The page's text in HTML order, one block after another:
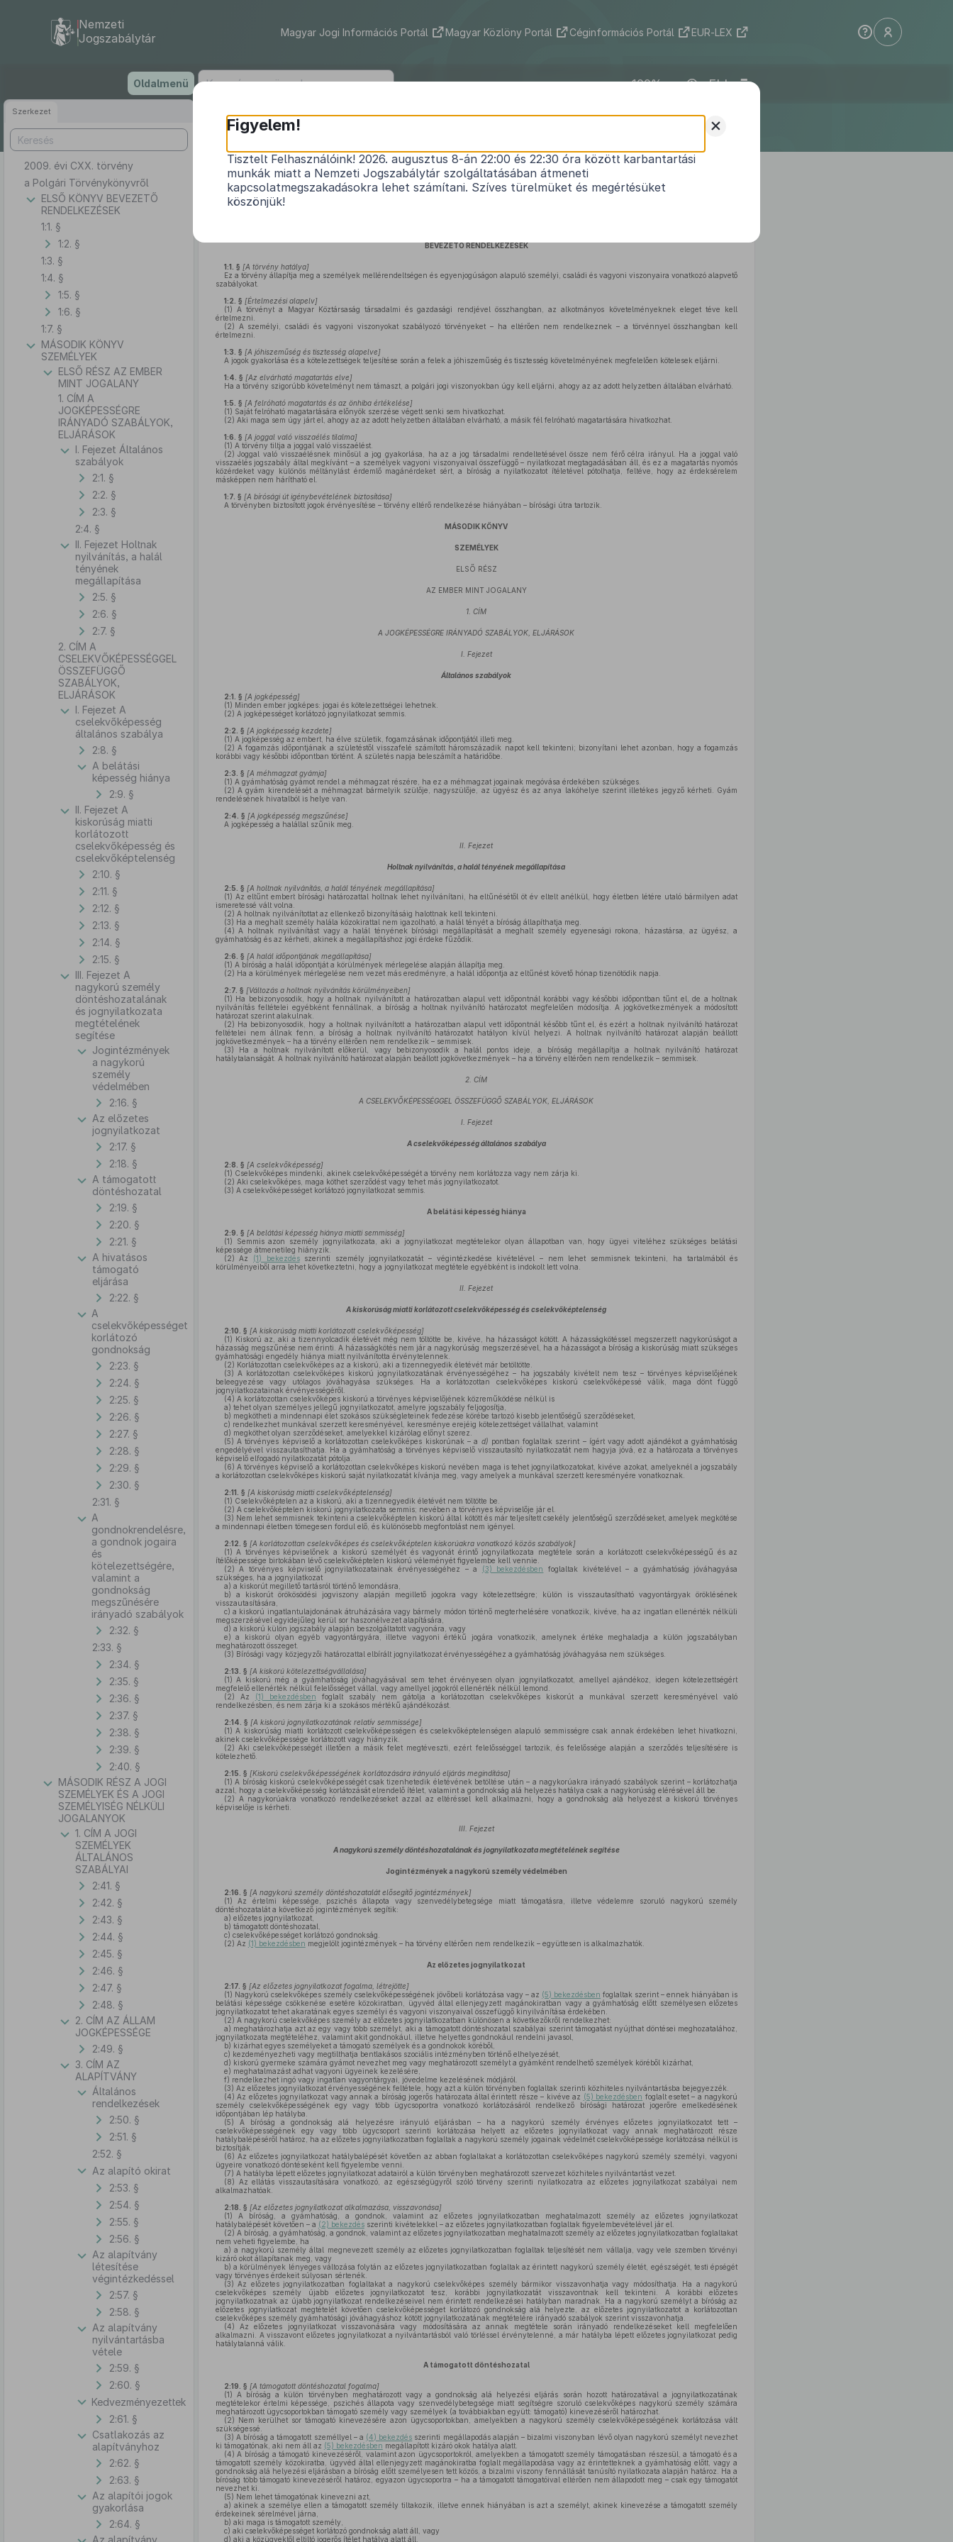
tartalomra
Nemzeti
Jogszabálytár
Magyar Jogi Információs Portál Magyar Közlöny Portál Céginformációs Portál EUR-LEX
Oldalmenü ELI
Szerkezet
2009. évi CXX. törvény
a Polgári Törvénykönyvről
ELSŐ KÖNYV BEVEZETŐ
RENDELKEZÉSEK
1:1. §
1:2. §
1:3. §
1:4. §
1:5. §
1:6. §
1:7. §
MÁSODIK KÖNYV
SZEMÉLYEK
ELSŐ RÉSZ AZ EMBER
MINT JOGALANY
1. CÍM A
JOGKÉPESSÉGRE
IRÁNYADÓ SZABÁLYOK,
ELJÁRÁSOK
I. Fejezet Általános
szabályok
2:1. §
2:2. §
2:3. §
2:4. §
II. Fejezet Holtnak
nyilvánítás, a halál
tényének
megállapítása
2:5. §
2:6. §
2:7. §
2. CÍM A
CSELEKVŐKÉPESSÉGGEL
ÖSSZEFÜGGŐ
SZABÁLYOK,
ELJÁRÁSOK
I. Fejezet A
cselekvőképesség
általános szabálya
2:8. §
A belátási
képesség hiánya
2:9. §
II. Fejezet A
kiskorúság miatti
korlátozott
cselekvőképesség és
cselekvőképtelenség
2:10. §
2:11. §
2:12. §
2:13. §
2:14. §
2:15. §
III. Fejezet A
nagykorú személy
döntéshozatalának
és jognyilatkozata
megtételének
segítése
Jogintézmények
a nagykorú
személy
védelmében
2:16. §
Az előzetes
jognyilatkozat
2:17. §
2:18. §
A támogatott
döntéshozatal
2:19. §
2:20. §
2:21. §
A hivatásos
támogató
eljárása
2:22. §
A
cselekvőképességet
korlátozó
gondnokság
2:23. §
2:24. §
2:25. §
2:26. §
2:27. §
2:28. §
2:29. §
2:30. §
2:31. §
A
gondnokrendelésre,
a gondnok jogaira
és
kötelezettségére,
valamint a
gondnokság
megszűnésére
irányadó szabályok
2:32. §
2:33. §
2:34. §
2:35. §
2:36. §
2:37. §
2:38. §
2:39. §
2:40. §
MÁSODIK RÉSZ A JOGI
SZEMÉLYEK ÉS A JOGI
SZEMÉLYISÉG NÉLKÜLI
JOGALANYOK
1. CÍM A JOGI
SZEMÉLYEK
ÁLTALÁNOS
SZABÁLYAI
2:41. §
2:42. §
2:43. §
2:44. §
2:45. §
2:46. §
2:47. §
2:48. §
2. CÍM AZ ÁLLAM
JOGKÉPESSÉGE
2:49. §
3. CÍM AZ
ALAPÍTVÁNY
Általános
rendelkezések
2:50. §
2:51. §
2:52. §
Az alapító okirat
2:53. §
2:54. §
2:55. §
2:56. §
Az alapítvány
létesítése
végintézkedéssel
2:57. §
2:58. §
Az alapítvány
nyilvántartásba
vétele
2:59. §
2:60. §
Kedvezményezettek
2:61. §
Csatlakozás az
alapítványhoz
2:62. §
2:63. §
Az alapítói jogok
gyakorlása
2:64. §
Az alapítvány
2009. évi CXX. törvény
a Polgári Törvénykönyvről1
Közlönyállapot 2009. 11. 20.
BEVEZETŐ RENDELKEZÉSEK
1:1. § [A törvény hatálya]
Ez a törvény állapítja meg a személyek mellérendeltségen és egyenjogúságon alapuló személyi, családi és vagyoni viszonyaira vonatkozó alapvető
szabályokat.
1:2. § [Értelmezési alapelv]
(1) A törvényt a Magyar Köztársaság társadalmi és gazdasági rendjével összhangban, az alkotmányos követelményeknek eleget téve kell
értelmezni.
(2) A személyi, családi és vagyoni viszonyokat szabályozó törvényeket – ha eltérően nem rendelkeznek – a törvénnyel összhangban kell
értelmezni.
1:3. § [A jóhiszeműség és tisztesség alapelve]
A jogok gyakorlása és a kötelezettségek teljesítése során a felek a jóhiszeműség és tisztesség követelményének megfelelően kötelesek eljárni.
1:4. § [Az elvárható magatartás elve]
Ha a törvény szigorúbb követelményt nem támaszt, a polgári jogi viszonyokban úgy kell eljárni, ahogy az az adott helyzetben általában elvárható.
1:5. § [A felróható magatartás és az önhiba értékelése]
(1) Saját felróható magatartására előnyök szerzése végett senki sem hivatkozhat.
(2) Aki maga sem úgy járt el, ahogy az az adott helyzetben általában elvárható, a másik fél felróható magatartására hivatkozhat.
1:6. § [A joggal való visszaélés tilalma]
(1) A törvény tiltja a joggal való visszaélést.
(2) Joggal való visszaélésnek minősül a jog gyakorlása, ha az a jog társadalmi rendeltetésével össze nem férő célra irányul. Ha a joggal való
visszaélés jogszabály által megkívánt – a személyek vagyoni viszonyaival összefüggő – nyilatkozat megtagadásában áll, és ez a magatartás nyomós
közérdeket vagy különös méltánylást érdemlő magánérdeket sért, a bíróság a nyilatkozatot ítéletével pótolhatja, feltéve, hogy az érdeksérelem
másképpen nem hárítható el.
1:7. § [A bírósági út igénybevételének biztosítása]
A törvényben biztosított jogok érvényesítése – törvény eltérő rendelkezése hiányában – bírósági útra tartozik.
MÁSODIK KÖNYV
SZEMÉLYEK
ELSŐ RÉSZ
AZ EMBER MINT JOGALANY
1. CÍM
A JOGKÉPESSÉGRE IRÁNYADÓ SZABÁLYOK, ELJÁRÁSOK
I. Fejezet
Általános szabályok
2:1. § [A jogképesség]
(1) Minden ember jogképes: jogai és kötelezettségei lehetnek.
(2) A jogképességet korlátozó jognyilatkozat semmis.
2:2. § [A jogképesség kezdete]
(1) A jogképesség az embert, ha élve születik, fogamzásának időpontjától illeti meg.
(2) A fogamzás időpontjának a születéstől visszafelé számított háromszázadik napot kell tekinteni; bizonyítani lehet azonban, hogy a fogamzás
korábbi vagy későbbi időpontban történt. A születés napja beleszámít a határidőbe.
2:3. § [A méhmagzat gyámja]
(1) A gyámhatóság gyámot rendel a méhmagzat részére, ha ez a méhmagzat jogainak megóvása érdekében szükséges.
(2) A gyám kirendelését a méhmagzat bármelyik szülője, nagyszülője, az ügyész és az anya lakóhelye szerint illetékes jegyző kérheti. Gyám
rendelésének hivatalból is helye van.
2:4. § [A jogképesség megszűnése]
A jogképesség a halállal szűnik meg.
II. Fejezet
Holtnak nyilvánítás, a halál tényének megállapítása
2:5. § [A holtnak nyilvánítás, a halál tényének megállapítása]
(1) Az eltűnt embert bírósági határozattal holtnak lehet nyilvánítani, ha eltűnésétől öt év eltelt anélkül, hogy életben létére utaló bármilyen adat
ismeretessé vált volna.
(2) A holtnak nyilvánítottat az ellenkező bizonyításáig halottnak kell tekinteni.
(3) Ha a meghalt személy halála közokirattal nem igazolható, a halál tényét a bíróság állapíthatja meg.
(4) A holtnak nyilvánítást vagy a halál tényének bírósági megállapítását a meghalt személy egyenesági rokona, házastársa, az ügyész, a
gyámhatóság és az kérheti, akinek a megállapításhoz jogi érdeke fűződik.
2:6. § [A halál időpontjának megállapítása]
(1) A bíróság a halál időpontját a körülmények mérlegelése alapján állapítja meg.
(2) Ha a körülmények mérlegelése nem vezet más eredményre, a halál időpontja az eltűnést követő hónap tizenötödik napja.
2:7. § [Változás a holtnak nyilvánítás körülményeiben]
(1) Ha bebizonyosodik, hogy a holtnak nyilvánított a határozatban alapul vett időpontnál korábbi vagy későbbi időpontban tűnt el, de a holtnak
nyilvánítás feltételei egyébként fennállnak, a bíróság a holtnak nyilvánító határozatot megfelelően módosítja. A jogkövetkezmények a módosított
határozat szerint alakulnak.
(2) Ha bebizonyosodik, hogy a holtnak nyilvánított a határozatban alapul vett időpontnál később tűnt el, és ezért a holtnak nyilvánító határozat
feltételei nem állnak fenn, a bíróság a holtnak nyilvánító határozatot hatályon kívül helyezi. A holtnak nyilvánító határozat alapján beállott
jogkövetkezmények – ha a törvény eltérően nem rendelkezik – semmisek.
(3) Ha a holtnak nyilvánított előkerül, vagy bebizonyosodik a halál pontos ideje, a bíróság megállapítja a holtnak nyilvánító határozat
hatálytalanságát. A holtnak nyilvánító határozat alapján beállott jogkövetkezmények – ha a törvény eltérően nem rendelkezik – semmisek.
2. CÍM
A CSELEKVŐKÉPESSÉGGEL ÖSSZEFÜGGŐ SZABÁLYOK, ELJÁRÁSOK
I. Fejezet
A cselekvőképesség általános szabálya
2:8. § [A cselekvőképesség]
(1) Cselekvőképes mindenki, akinek cselekvőképességét a törvény nem korlátozza vagy nem zárja ki.
(2) Aki cselekvőképes, maga köthet szerződést vagy tehet más jognyilatkozatot.
(3) A cselekvőképességet korlátozó jognyilatkozat semmis.
A belátási képesség hiánya
2:9. § [A belátási képesség hiánya miatti semmisség]
(1) Semmis azon személy jognyilatkozata, aki a jognyilatkozat megtételekor olyan állapotban van, hogy ügyei viteléhez szükséges belátási
képessége átmenetileg hiányzik.
(2) Az (1) bekezdésszerinti személy jognyilatkozatát – végintézkedése kivételével – nem lehet semmisnek tekinteni, ha tartalmából és
körülményeiből arra lehet következtetni, hogy a jognyilatkozat megtétele egyébként is indokolt lett volna.
II. Fejezet
A kiskorúság miatti korlátozott cselekvőképesség és cselekvőképtelenség
2:10. § [A kiskorúság miatti korlátozott cselekvőképesség]
(1) Kiskorú az, aki a tizennyolcadik életévét még nem töltötte be, kivéve, ha házasságot kötött. A házasságkötéssel megszerzett nagykorúságot a
házasság megszűnése nem érinti. A házasságkötés nem jár a nagykorúság megszerzésével, ha a házasságot a bíróság a kiskorúság miatt szükséges
gyámhatósági engedély hiánya miatt nyilvánította érvénytelennek.
(2) Korlátozottan cselekvőképes az a kiskorú, aki a tizennegyedik életévét már betöltötte.
(3) A korlátozottan cselekvőképes kiskorú jognyilatkozatának érvényességéhez – ha jogszabály kivételt nem tesz – törvényes képviselőjének
beleegyezése vagy utólagos jóváhagyása szükséges. Ha a korlátozottan cselekvőképes kiskorú cselekvőképessé válik, maga dönt függő
jognyilatkozatainak érvényességéről.
(4) A korlátozottan cselekvőképes kiskorú a törvényes képviselőjének közreműködése nélkül is
a) tehet olyan személyes jellegű jognyilatkozatot, amelyre jogszabály feljogosítja,
b) megkötheti a mindennapi élet szokásos szükségleteinek fedezése körébe tartozó kisebb jelentőségű szerződéseket,
c) rendelkezhet munkával szerzett keresményével, keresménye erejéig kötelezettséget vállalhat, valamint
d) megköthet olyan szerződéseket, amelyekkel kizárólag előnyt szerez.
(5) A törvényes képviselő a korlátozottan cselekvőképes kiskorúnak – a d) pontban foglaltak szerint – ígért vagy adott ajándékot a gyámhatóság
engedélyével visszautasíthatja. Ha a gyámhatóság a törvényes képviselő visszautasító nyilatkozatát nem hagyja jóvá, ez a határozata a törvényes
képviselő elfogadó nyilatkozatát pótolja.
(6) A törvényes képviselő a korlátozottan cselekvőképes kiskorú nevében maga is tehet jognyilatkozatokat, kivéve azokat, amelyeknél a jogszabály
a korlátozottan cselekvőképes kiskorú saját nyilatkozatát kívánja meg, vagy amelyek a munkával szerzett keresményére vonatkoznak.
2:11. § [A kiskorúság miatti cselekvőképtelenség]
(1) Cselekvőképtelen az a kiskorú, aki a tizennegyedik életévét nem töltötte be.
(2) A cselekvőképtelen kiskorú jognyilatkozata semmis; nevében a törvényes képviselője jár el.
(3) Nem lehet semmisnek tekinteni a cselekvőképtelen kiskorú által kötött és már teljesített csekély jelentőségű szerződéseket, amelyek megkötése
a mindennapi életben tömegesen fordul elő, és különösebb megfontolást nem igényel.
2:12. § [A korlátozottan cselekvőképes és cselekvőképtelen kiskorúakra vonatkozó közös szabályok]
(1) A törvényes képviselőnek a kiskorú személyét és vagyonát érintő jognyilatkozata megtétele során a korlátozott cselekvőképességű és az
ítélőképessége birtokában lévő cselekvőképtelen kiskorú véleményét figyelembe kell vennie.
(2) A törvényes képviselő jognyilatkozatainak érvényességéhez – a (3) bekezdésben
foglaltak kivételével – a gyámhatóság jóváhagyása
szükséges, ha a jognyilatkozat
a) a kiskorút megillető tartásról történő lemondásra,
b) a kiskorút örökösödési jogviszony alapján megillető jogokra vagy kötelezettségre; külön is visszautasítható vagyontárgyak öröklésének
visszautasítására,
c) a kiskorú ingatlantulajdonának átruházására vagy bármely módon történő megterhelésére vonatkozik, kivéve, ha az ingatlan ellenérték nélküli
megszerzésével egyidejűleg kerül sor haszonélvezet alapítására,
d) a kiskorú külön jogszabály alapján beszolgáltatott vagyonára, vagy
e) a kiskorú olyan egyéb vagyontárgyára, illetve vagyoni értékű jogára vonatkozik, amelynek értéke meghaladja a külön jogszabályban
meghatározott összeget.
(3) Bírósági vagy közjegyzői határozattal elbírált jognyilatkozat érvényességéhez a gyámhatóság jóváhagyása nem szükséges.
2:13. § [A kiskorú kötelezettségvállalása]
(1) A kiskorú még a gyámhatóság jóváhagyásával sem tehet érvényesen olyan jognyilatkozatot, amellyel ajándékoz, idegen kötelezettségért
megfelelő ellenérték nélkül felelősséget vállal, vagy amellyel jogokról ellenérték nélkül lemond.
(2) Az (1) bekezdésben foglalt szabály nem gátolja a korlátozottan cselekvőképes kiskorút a munkával szerzett keresményével való
rendelkezésben, és nem zárja ki a szokásos mértékű ajándékozást.
2:14. § [A kiskorú jognyilatkozatának relatív semmissége]
(1) A kiskorúság miatti korlátozott cselekvőképességen és cselekvőképtelenségen alapuló semmisségre csak annak érdekében lehet hivatkozni,
akinek cselekvőképessége korlátozott vagy hiányzik.
(2) Aki cselekvőképességét illetően a másik felet megtéveszti, ezért felelősséggel tartozik, és felelőssége alapján a szerződés teljesítésére is
kötelezhető.
2:15. § [Kiskorú cselekvőképességének korlátozására irányuló eljárás megindítása]
(1) A bíróság kiskorú cselekvőképességét csak tizenhetedik életévének betöltése után – a nagykorúakra irányadó szabályok szerint – korlátozhatja
azzal, hogy a cselekvőképesség korlátozását elrendelő ítélet, valamint a gondnokság alá helyezés hatálya csak a nagykorúság elérésével áll be.
(2) A nagykorúakra vonatkozó rendelkezéseket azzal az eltéréssel kell alkalmazni, hogy a gondnokság alá helyezést a kiskorú törvényes
képviselője is kérheti.
III. Fejezet
A nagykorú személy döntéshozatalának és jognyilatkozata megtételének segítése
Jogintézmények a nagykorú személy védelmében
2:16. § [A nagykorú személy döntéshozatalát elősegítő jogintézmények]
(1) Az értelmi képessége, pszichés állapota vagy szenvedélybetegsége miatt támogatásra, illetve védelemre szoruló nagykorú személy
döntéshozatalát a következő jogintézmények segítik:
a) előzetes jognyilatkozat,
b) támogatott döntéshozatal,
c) cselekvőképességet korlátozó gondnokság.
(2) Az (1) bekezdésben megjelölt jogintézmények – ha törvény eltérően nem rendelkezik – együttesen is alkalmazhatók.
Az előzetes jognyilatkozat
2:17. § [Az előzetes jognyilatkozat fogalma, létrejötte]
(1) Nagykorú cselekvőképes személy cselekvőképességének jövőbeli korlátozása vagy – az (5) bekezdésben foglaltak szerint – ennek hiányában is
belátási képessége csökkenése esetére közokiratban, ügyvéd által ellenjegyzett magánokiratban vagy a gyámhatóság előtt személyesen előzetes
jognyilatkozatot tehet akaratának egyes személyi és vagyoni viszonyaival összefüggő kinyilvánítása érdekében.
(2) A nagykorú cselekvőképes személy az előzetes jognyilatkozatban különösen a következőkről rendelkezhet:
a) meghatározhatja azt az egy vagy több személyt, aki a támogatott döntéshozatal szabályai szerint támogatást nyújthat döntései meghozatalához,
jognyilatkozata megtételéhez, valamint akit gondnokául, illetve helyettes gondnokául rendelni javasol,
b) kizárhat egyes személyeket a támogató személyek és a gondnokok köréből,
c) kezdeményezheti vagy megtilthatja bentlakásos szociális intézményben történő elhelyezését,
d) kiskorú gyermeke számára gyámot nevezhet meg vagy meghatározott személyt a gyámként rendelhető személyek köréből kizárhat,
e) meghatalmazást adhat vagyoni ügyeinek kezelésére,
f) rendelkezhet ingó vagy ingatlan vagyontárgyai, jövedelme kezelésének módjáról.
(3) Az előzetes jognyilatkozat érvényességének feltétele, hogy azt a külön törvényben foglaltak szerinti közhiteles nyilvántartásba bejegyezzék.
(4) Az előzetes jognyilatkozat vagy annak a bíróság jogerős határozata által érintett része – kivéve az (5) bekezdésben foglalt esetet – a nagykorú
személy cselekvőképességének egy vagy több ügycsoportra vonatkozó korlátozásáról rendelkező bírósági határozat jogerőre emelkedésének
időpontjában lép hatályba.
(5) A bíróság a gondnokság alá helyezésre irányuló eljárásban – ha a nagykorú személy érvényes előzetes jognyilatkozatot tett –
cselekvőképességének egy vagy több ügycsoport szerinti korlátozása helyett az előzetes jognyilatkozat vagy annak meghatározott része
hatálybalépéséről határoz, ha az előzetes jognyilatkozatban foglaltak a nagykorú személy jogainak védelmét cselekvőképessége korlátozása nélkül is
biztosítják.
(6) Az előzetes jognyilatkozat hatálybalépését követően az abban foglaltakat a korlátozottan cselekvőképes nagykorú személy személyi, vagyoni
ügyeire vonatkozó döntéseként kell figyelembe venni.
(7) A hatályba lépett előzetes jognyilatkozat adatairól a külön törvényben meghatározott szervezet közhiteles nyilvántartást vezet.
(8) Az ellátás visszautasítására vonatkozó, az egészségügyről szóló törvény szerinti nyilatkozatra az előzetes jognyilatkozat szabályai nem
alkalmazhatóak.
2:18. § [Az előzetes jognyilatkozat alkalmazása, visszavonása]
(1) A bíróság, a gyámhatóság, a gondnok, valamint az előzetes jognyilatkozatban meghatalmazott személy az előzetes jognyilatkozat
hatálybalépését követően – a (2) bekezdésszerinti kivételekkel – az előzetes jognyilatkozatban foglaltak figyelembevételével jár el.
(2) A bíróság, a gyámhatóság, a gondnok, valamint az előzetes jognyilatkozatban meghatalmazott személy az előzetes jognyilatkozatban foglaltakat
nem veheti figyelembe, ha
a) a nagykorú személy által megnevezett személy az előzetes jognyilatkozatban foglaltak teljesítését nem vállalja, vagy vele szemben törvényi
kizáró okot állapítanak meg, vagy
b) a körülmények lényeges változása folytán az előzetes jognyilatkozatban foglaltak az érintett nagykorú személy életét, egészségét, testi épségét
vagy törvényes érdekeit súlyosan sértenék.
(3) Az előzetes jognyilatkozatban foglaltakat a nagykorú cselekvőképes személy bármikor visszavonhatja vagy módosíthatja. Ha a nagykorú
cselekvőképes személy újabb előzetes jognyilatkozatot tesz, korábbi jognyilatkozatát visszavontnak kell tekinteni. A korábbi előzetes
jognyilatkozatnak az újabb jognyilatkozat rendelkezéseivel nem érintett rendelkezései hatályban maradnak. Ha a nagykorú személyt a bíróság az
előzetes jognyilatkozat megtételét követően cselekvőképességet korlátozó gondnokság alá helyezte, az előzetes jognyilatkozatot a korlátozottan
cselekvőképes személy gyámhatósági jóváhagyáshoz kötött jognyilatkozatának megtételére irányadó szabályok szerint visszavonhatja.
(4) Az előzetes jognyilatkozat visszavonására vagy módosítására az annak megtétele során irányadó rendelkezéseket kell megfelelően
alkalmazni. A visszavont előzetes jognyilatkozat a nyilvántartásból való törléssel érvénytelenné, a már hatályba lépett előzetes jognyilatkozat pedig
hatálytalanná válik.
A támogatott döntéshozatal
2:19. § [A támogatott döntéshozatal fogalma]
(1) A bíróság a külön törvényben meghatározott vagy a gondnokság alá helyezési eljárás során hozott határozatával a jognyilatkozatának
megtételekor értelmi képessége, pszichés állapota vagy szenvedélybetegsége miatt segítségre szoruló cselekvőképes nagykorú személy számára
meghatározott ügycsoportokban támogató személy vagy személyek (a továbbiakban együtt: támogató) kinevezéséről határozhat.
(2) Nem kerülhet sor támogató kinevezésére azon ügycsoportokban, amelyekben a nagykorú személy cselekvőképességének korlátozása vált
szükségessé.
(3) A bíróság a támogatott személlyel – a (4) bekezdés szerinti megállapodás alapján – bizalmi viszonyban lévő olyan nagykorú személyt nevezhet
ki támogatónak, aki nem áll az (5) bekezdésben megállapított kizáró okok hatálya alatt.
(4) A bíróság a támogató kinevezéséről, valamint azon ügycsoportokról, amelyekben a támogatott személy támogatásban részesül, a támogató és a
támogatott személy közokiratba, ügyvéd által ellenjegyzett magánokiratba foglalt megállapodása vagy az érintetteknek a gyámhatóság előtt, vagy a
gondnokság alá helyezési eljárásban a bíróság előtt személyesen tett közös, a bizalmi viszony fennállását tanúsító nyilatkozata alapján határoz. Ha a
bíróság több támogató kinevezéséről határoz, egyazon ügycsoportra – ha a támogatott támogatóival eltérően nem állapodott meg – csak egy támogatót
nevezhet ki.
(5) Nem lehet támogatónak kinevezni azt,
a) akinek a személye ellen a támogatott személy tiltakozik, illetve ennek hiányában is azt a személyt, akinek kinevezése a támogatott személy
érdekeinek sérelmével járna,
b) aki maga is támogatott személy,
c) aki cselekvőképességet korlátozó gondnokság alatt áll, vagy
d) aki a közügyektől eltiltó jogerős ítélet hatálya alatt áll.
+
Figyelem!
Tisztelt Felhasználóink! 2026. augusztus 8-án 22:00 és 22:30 óra között karbantartási
munkák miatt a Nemzeti Jogszabálytár szolgáltatásában átmeneti
kapcsolatmegszakadásokra lehet számítani. Szíves türelmüket és megértésüket
köszönjük!